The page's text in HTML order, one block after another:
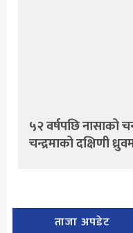
५२ वर्षपछि नासाको
चन्द्रमाको दक्षिणी
ताजा अपडेट